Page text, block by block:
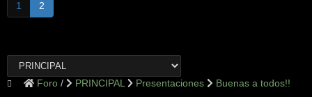
1 2
Foro PRINCIPAL Presentaciones Buenas a todos!!